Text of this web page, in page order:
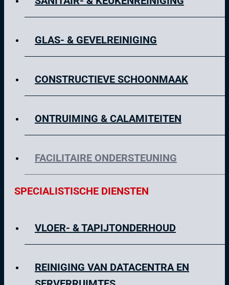
GLAS- & GEVELREINIGING
CONSTRUCTIEVE SCHOONMAAK
ONTRUIMING & CALAMITEITEN
FACILITAIRE ONDERSTEUNING
SPECIALISTISCHE DIENSTEN
VLOER- & TAPIJTONDERHOUD
REINIGING VAN DATACENTRA EN